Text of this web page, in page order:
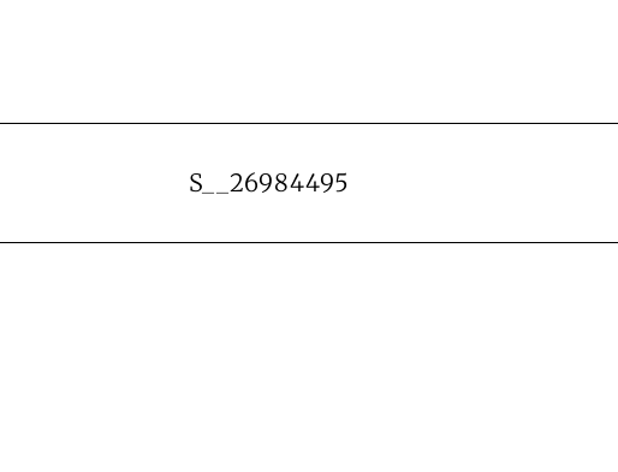
S__26984495